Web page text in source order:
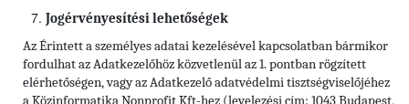
Jogérvényesítési lehetőségek
Az Érintett a személyes adatai kezelésével kapcsolatban bármikor
fordulhat az Adatkezelőhöz közvetlenül az 1. pontban rögzített
elérhetőségen, vagy az Adatkezelő adatvédelmi tisztségviselőjéhez
a Közinformatika Nonprofit Kft-hez (levelezési cím: 1043 Budapest,